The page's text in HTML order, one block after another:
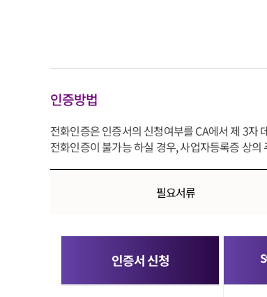
인증방법
전화인증은 인증서의 신청여부를 CA에서 제 3자
전화인증이 불가능 하실 경우, 사업자등록증 상
필요서류
인증서 신청